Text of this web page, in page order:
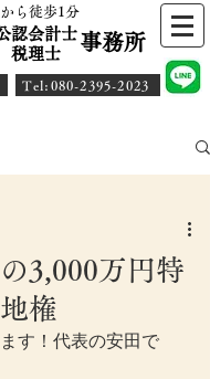
ら徒歩1分
事務所
認会計士
​税理士
​Tel:080-2395-2023
3,000万円特
権
す！代表の安田で